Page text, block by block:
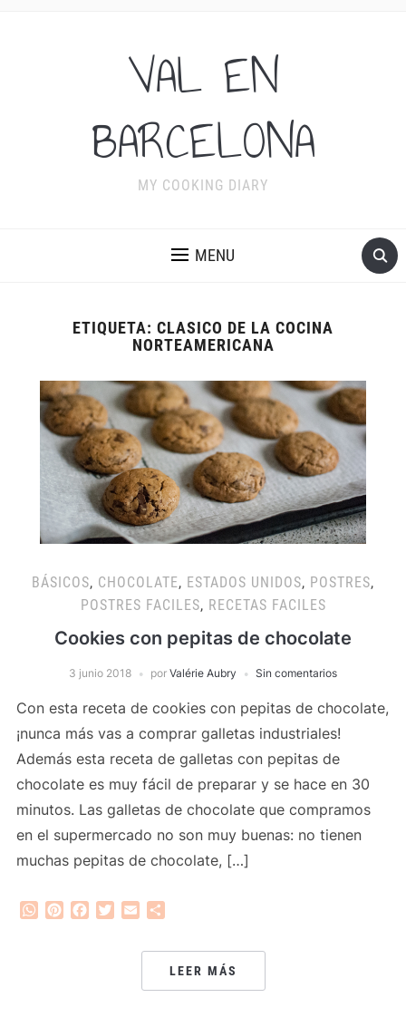
VAL EN
BARCELONA
MY COOKING DIARY
MENU
ETIQUETA: CLASICO DE LA COCINA
NORTEAMERICANA
BÁSICOS, CHOCOLATE, ESTADOS UNIDOS, POSTRES,
POSTRES FACILES, RECETAS FACILES
Cookies con pepitas de chocolate
3 junio 2018 por Valérie Aubry Sin comentarios
Con esta receta de cookies con pepitas de chocolate,
¡nunca más vas a comprar galletas industriales!
Además esta receta de galletas con pepitas de
chocolate es muy fácil de preparar y se hace en 30
minutos. Las galletas de chocolate que compramos
en el supermercado no son muy buenas: no tienen
muchas pepitas de chocolate, […]
WhatsApp
PinterestFacebook
Twitter
Email
LEER MÁS